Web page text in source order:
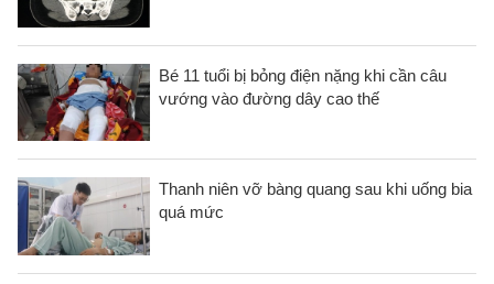
Bé 11 tuổi bị bỏng điện nặng khi cần câu
vướng vào đường dây cao thế
Thanh niên vỡ bàng quang sau khi uống bia
quá mức